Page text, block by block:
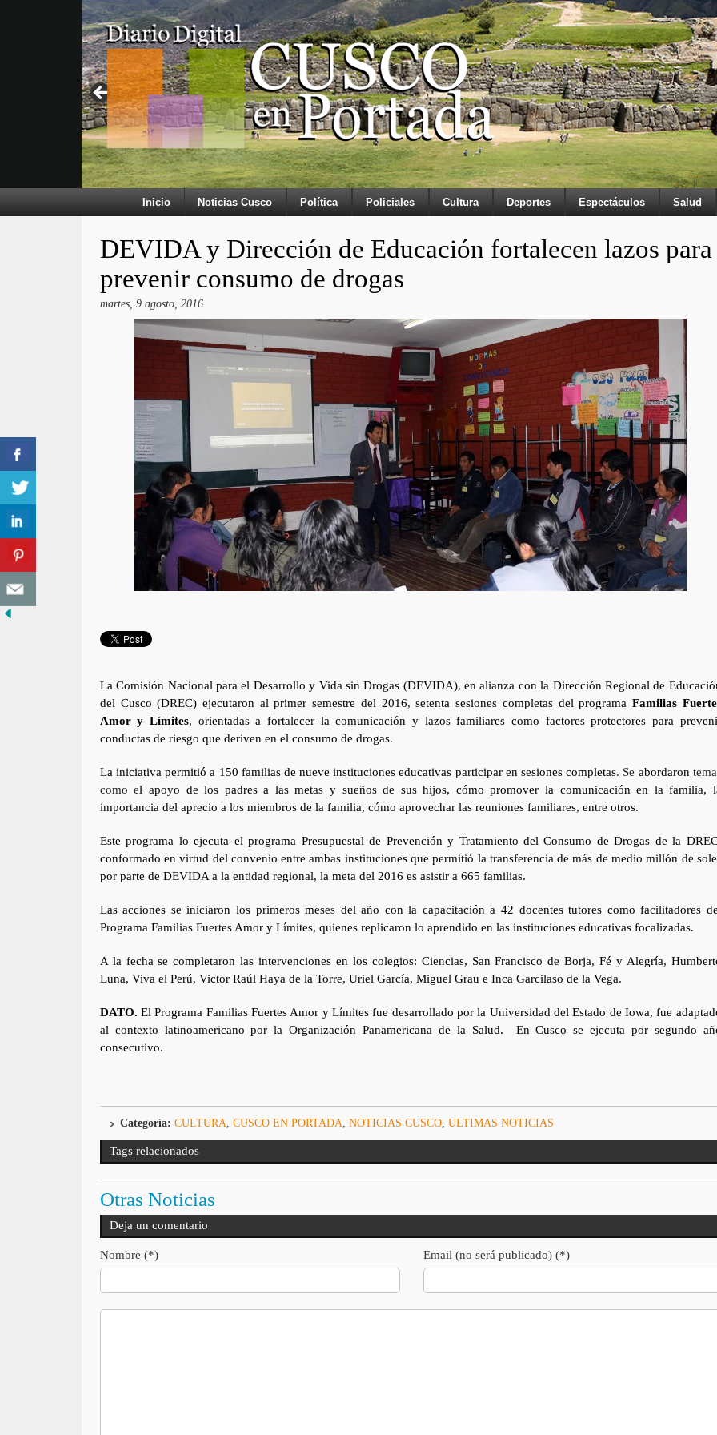
Inicio Noticias Cusco Política Policiales Cultura Deportes Espectáculos Salud
DEVIDA y Dirección de Educación fortalecen lazos para
prevenir consumo de drogas
martes, 9 agosto, 2016
La Comisión Nacional para el Desarrollo y Vida sin Drogas (DEVIDA), en alianza con la Dirección Regional de
del Cusco (DREC) ejecutaron al primer semestre del 2016, setenta sesiones completas del programaFamilias
Amor y Límites, orientadas a fortalecer la comunicación y lazos familiares como factores protectores para
conductas de riesgo que deriven en el consumo de drogas.
La iniciativa permitió a 150 familias de nueve instituciones educativas participar en sesiones completas. Se abordaron
como el apoyo de los padres a las metas y sueños de sus hijos, cómo promover la comunicación en la familia,
importancia del aprecio a los miembros de la familia, cómo aprovechar las reuniones familiares, entre otros.
Este programa lo ejecuta el programa Presupuestal de Prevención y Tratamiento del Consumo de Drogas de la
conformado en virtud del convenio entre ambas instituciones que permitió la transferencia de más de medio millón de
por parte de DEVIDA a la entidad regional, la meta del 2016 es asistir a 665 familias.
Las acciones se iniciaron los primeros meses del año con la capacitación a 42 docentes tutores como facilitadores
Programa Familias Fuertes Amor y Límites, quienes replicaron lo aprendido en las instituciones educativas focalizadas.
A la fecha se completaron las intervenciones en los colegios: Ciencias, San Francisco de Borja, Fé y Alegría,
Luna, Viva el Perú, Victor Raúl Haya de la Torre, Uriel García, Miguel Grau e Inca Garcilaso de la Vega.
DATO.El Programa Familias Fuertes Amor y Límites fue desarrollado por la Universidad del Estado de Iowa, fue
al contexto latinoamericano por la Organización Panamericana de la Salud. En Cusco se ejecuta por segundo
consecutivo.
Categoría: CULTURA CUSCO EN PORTADA NOTICIAS CUSCO, ULTIMAS NOTICIAS
Tags relacionados
Otras Noticias
Deja un comentario
Nombre (*) Email (no será publicado) (*)